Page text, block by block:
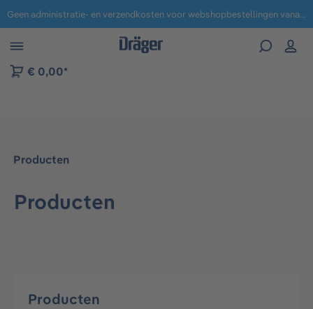
naar navigatie B2B-platform Geen administratie- en verzendkosten voor webshopbestellingen vanaf € 100,-.
€ 0,00*
Producten
Producten
Producten